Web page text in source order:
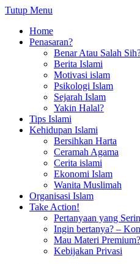
Tutup Menu
Home
Penasaran?
Benar Atau Salah
Berita Islami
Motivasi islam
Psikologi Islam
Sejarah Islam
Yakin Halal?
Tips Islami
Kehidupan Islami
Bersihkan Harta
Ceramah Agama
Cerita islami
Ekonomi Islam
Wanita Muslimah
Organisasi Islam
Take Action!
Pertanyaan yang
Ingin bertanya? –
Mau Materi
Kebijakan Privasi